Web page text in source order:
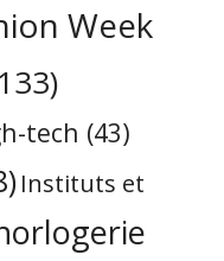
Week
tech (43)
Instituts et